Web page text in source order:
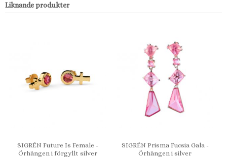
Liknande produkter
SIGRÉN Future Is Female -
Örhängen i förgyllt silver
SIGRÉN Prisma Fucsia Gala -
Örhängen i silver